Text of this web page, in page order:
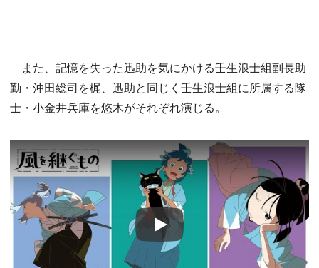
また、記憶を失った迅助を気にかける壬生浪士組副長助
勤・沖田総司を梶、迅助と同じく壬生浪士組に所属する隊
士・小金井兵庫を悠木がそれぞれ演じる。
Play